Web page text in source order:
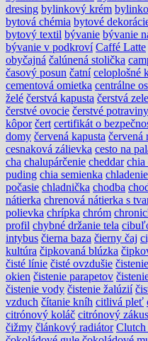
dresing bylinkový krém
bytová chémia bytové
bytový textil bývanie bývanie
bývanie v podkroví Caffé Latte
obyčajná čalúnená stolička
časový posun čatní celoplošné
cementová omietka centrálne
želé čerstvá kapusta čerstvá
čerstvé ovocie čerstvé potraviny
kôpor čert certifikát o
domy červená kapusta červená
cesnaková zálievka cesto na
cha chalupárčenie cheddar chia
puding chia semienka
počasie chladnička chodba
nátierka chrenová nátierka s
polievka chrípka chróm
profil chybné držanie tela
intybus čierna baza čierny čaj
kultúra čipkovaná blúzka
čisté línie čisté ovzdušie
okien čistenie parapetov
čistenie vody čistenie žalúzií
vzduch čítanie kníh citlivá pleť
citrónový koláč citrónový
čižmy článkový radiátor Clutch